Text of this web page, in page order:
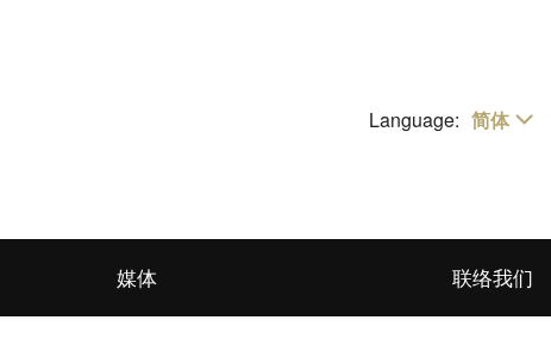
Language: 简体
媒体 联络我们